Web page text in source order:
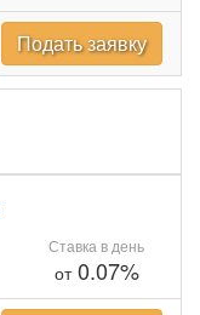
Подать заявку
Ставка в день
от0.07%